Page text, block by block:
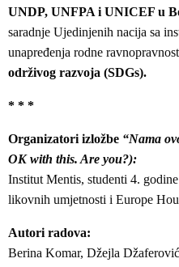
UNDP, UNFPA i UNICEF u
saradnje Ujedinjenih nacija sa
unapređenja rodne
održivog razvoja (SDGs).
* * *
Organizatori izložbe “Nama
OK with this. Are you?):
Institut Mentis, studenti 4.
likovnih umjetnosti i Europe
Autori radova:
Berina Komar, Džejla